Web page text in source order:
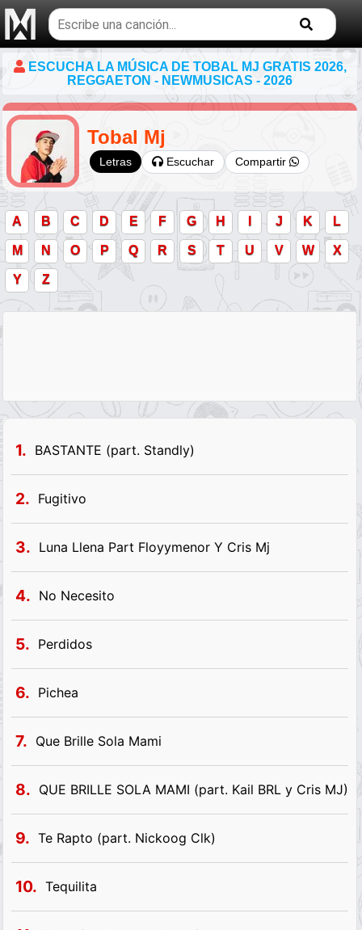
Buscar
temas
musicales
ESCUCHA LA MÚSICA DE TOBAL MJ GRATIS 2026,
REGGAETON - NEWMUSICAS - 2026
Tobal Mj
Letras Escuchar Compartir
A B C D E F G H I J K L
M N O P Q R S T U V W X
Y Z
1. BASTANTE (part. Standly)
2. Fugitivo
3. Luna Llena Part Floyymenor Y Cris Mj
4. No Necesito
5. Perdidos
6. Pichea
7. Que Brille Sola Mami
8. QUE BRILLE SOLA MAMI (part. Kail BRL y Cris MJ)
9. Te Rapto (part. Nickoog Clk)
10. Tequilita